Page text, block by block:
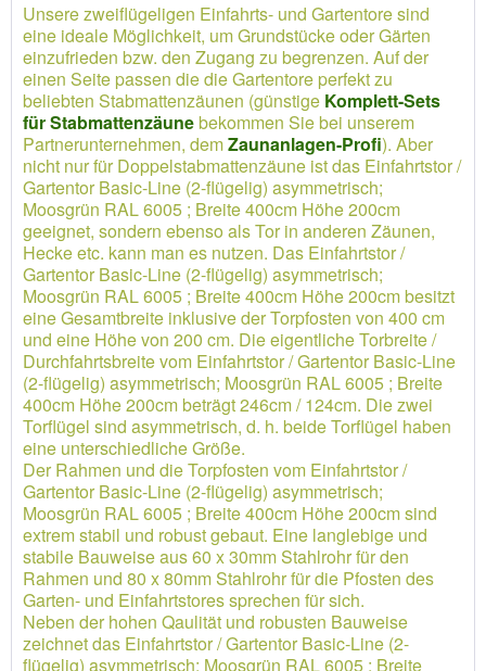
Unsere zweiflügeligen Einfahrts- und Gartentore sind
eine ideale Möglichkeit, um Grundstücke oder Gärten
einzufrieden bzw. den Zugang zu begrenzen. Auf der
einen Seite passen die die Gartentore perfekt zu
beliebten Stabmattenzäunen (günstige Komplett-Sets
für Stabmattenzäunebekommen Sie bei unserem
Partnerunternehmen, demZaunanlagen-Profi). Aber
nicht nur für Doppelstabmattenzäune ist das Einfahrtstor /
Gartentor Basic-Line (2-flügelig) asymmetrisch;
Moosgrün RAL 6005 ; Breite 400cm Höhe 200cm
geeignet, sondern ebenso als Tor in anderen Zäunen,
Hecke etc. kann man es nutzen. Das Einfahrtstor /
Gartentor Basic-Line (2-flügelig) asymmetrisch;
Moosgrün RAL 6005 ; Breite 400cm Höhe 200cm besitzt
eine Gesamtbreite inklusive der Torpfosten von 400 cm
und eine Höhe von 200 cm. Die eigentliche Torbreite /
Durchfahrtsbreite vom Einfahrtstor / Gartentor Basic-Line
(2-flügelig) asymmetrisch; Moosgrün RAL 6005 ; Breite
400cm Höhe 200cm beträgt 246cm / 124cm. Die zwei
Torflügel sind asymmetrisch, d. h. beide Torflügel haben
eine unterschiedliche Größe.
Der Rahmen und die Torpfosten vom Einfahrtstor /
Gartentor Basic-Line (2-flügelig) asymmetrisch;
Moosgrün RAL 6005 ; Breite 400cm Höhe 200cm sind
extrem stabil und robust gebaut. Eine langlebige und
stabile Bauweise aus 60 x 30mm Stahlrohr für den
Rahmen und 80 x 80mm Stahlrohr für die Pfosten des
Garten- und Einfahrtstores sprechen für sich.
Neben der hohen Qaulität und robusten Bauweise
zeichnet das Einfahrtstor / Gartentor Basic-Line (2-
flügelig) asymmetrisch; Moosgrün RAL 6005 ; Breite